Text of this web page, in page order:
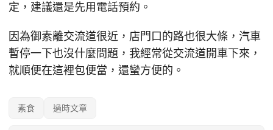
定，建議還是先用電話預約。
因為御素離交流道很近，店門口的路也很大條，汽車
暫停一下也沒什麼問題，我經常從交流道開車下來，
就順便在這裡包便當，還蠻方便的。
素食 過時文章